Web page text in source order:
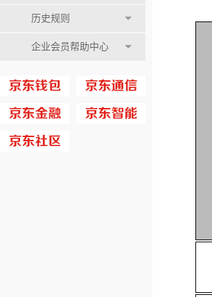
历史规则
企业会员帮助中心